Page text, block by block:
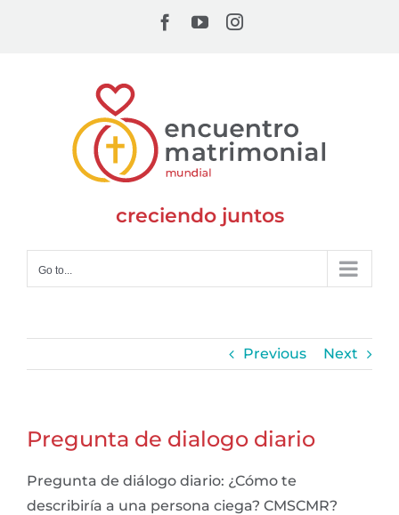
Facebook
YouTubeInstagram
creciendo juntos
Go to...
Previous Next
Pregunta de dialogo diario
Pregunta de diálogo diario: ¿Cómo te
describiría a una persona ciega? CMSCMR?